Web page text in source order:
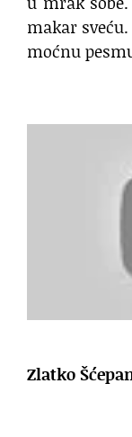
makar
moćnu
Zlatko